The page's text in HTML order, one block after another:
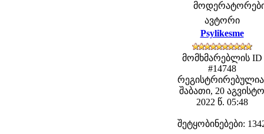
მოდერატორები:
ავტორი
Psylikesme
მომხმარებლის ID
#14748
შაბათი, 20 აგვისტო
2022 წ. 05:48
შეტყობინებები: